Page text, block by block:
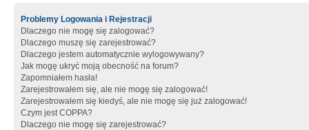
Problemy Logowania i Rejestracji
Dlaczego nie mogę się zalogować?
Dlaczego muszę się zarejestrować?
Dlaczego jestem automatycznie wylogowywany?
Jak mogę ukryć moją obecność na forum?
Zapomniałem hasła!
Zarejestrowałem się, ale nie mogę się zalogować!
Zarejestrowałem się kiedyś, ale nie mogę się już zalogować!
Czym jest COPPA?
Dlaczego nie mogę się zarejestrować?